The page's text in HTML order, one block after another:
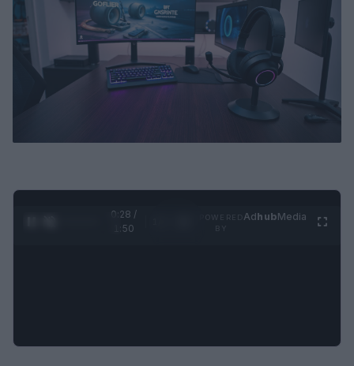
0:28 /
1:50
AdhubMedia